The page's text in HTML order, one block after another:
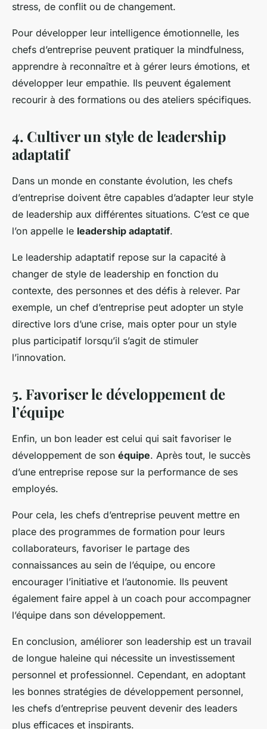
stress, de conflit ou de changement.
Pour développer leur intelligence émotionnelle, les
chefs d’entreprise peuvent pratiquer la mindfulness,
apprendre à reconnaître et à gérer leurs émotions, et
développer leur empathie. Ils peuvent également
recourir à des formations ou des ateliers spécifiques.
4. Cultiver un style de leadership
adaptatif
Dans un monde en constante évolution, les chefs
d’entreprise doivent être capables d’adapter leur style
de leadership aux différentes situations. C’est ce que
l’on appelle le leadership adaptatif.
Le leadership adaptatif repose sur la capacité à
changer de style de leadership en fonction du
contexte, des personnes et des défis à relever. Par
exemple, un chef d’entreprise peut adopter un style
directive lors d’une crise, mais opter pour un style
plus participatif lorsqu’il s’agit de stimuler
l’innovation.
5. Favoriser le développement de
l’équipe
Enfin, un bon leader est celui qui sait favoriser le
développement de son équipe. Après tout, le succès
d’une entreprise repose sur la performance de ses
employés.
Pour cela, les chefs d’entreprise peuvent mettre en
place des programmes de formation pour leurs
collaborateurs, favoriser le partage des
connaissances au sein de l’équipe, ou encore
encourager l’initiative et l’autonomie. Ils peuvent
également faire appel à un coach pour accompagner
l’équipe dans son développement.
En conclusion, améliorer son leadership est un travail
de longue haleine qui nécessite un investissement
personnel et professionnel. Cependant, en adoptant
les bonnes stratégies de développement personnel,
les chefs d’entreprise peuvent devenir des leaders
plus efficaces et inspirants.